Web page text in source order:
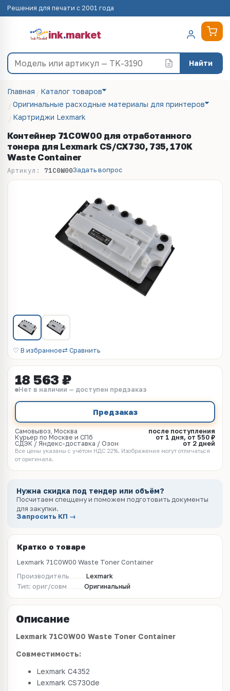
Решения для печати с 2001 года
ink.market
Найти
Главная
Каталог товаров
Оригинальные расходные материалы для принтеров
Картриджи Lexmark
Контейнер 71C0W00 для отработанного
тонера для Lexmark CS/CX730, 735, 170K
Waste Container
Артикул: 71C0W00Задать вопрос
♡ В избранное⇄ Сравнить
18 563 ₽
Нет в наличии — доступен предзаказ
Предзаказ
Самовывоз, Москва
после поступления
Курьер по Москве и СПб
от 1 дня, от 550 ₽
СДЭК / Яндекс-доставка / Озон
от 2 дней
Все цены указаны с учётом НДС 22%. Изображения могут отличаться
от оригинала.
Нужна скидка под тендер или объём?
Посчитаем спеццену и поможем подготовить документы
для закупки.
Запросить КП →
Кратко о товаре
Lexmark 71C0W00 Waste Toner Container
Производитель
Lexmark
Тип: ориг/совм
Оригинальный
Описание
Lexmark 71C0W00 Waste Toner Container
Совместимость:
Lexmark C4352
Lexmark CS730de